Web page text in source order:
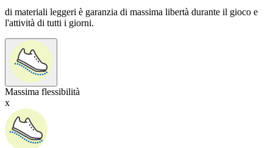
di materiali leggeri è garanzia di massima libertà durante il gioco e
l'attività di tutti i giorni.
Massima flessibilità
x